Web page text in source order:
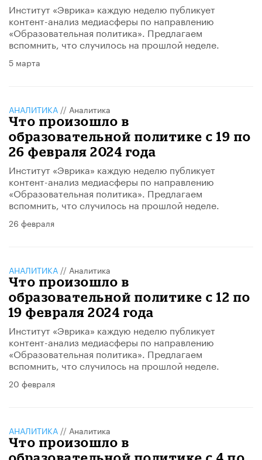
Институт «Эврика» каждую неделю публикует
контент-анализ медиасферы по направлению
«Образовательная политика». Предлагаем
вспомнить, что случилось на прошлой неделе.
5 марта
АНАЛИТИКА // Аналитика
Что произошло в
образовательной политике с 19 по
26 февраля 2024 года
Институт «Эврика» каждую неделю публикует
контент-анализ медиасферы по направлению
«Образовательная политика». Предлагаем
вспомнить, что случилось на прошлой неделе.
26 февраля
АНАЛИТИКА // Аналитика
Что произошло в
образовательной политике с 12 по
19 февраля 2024 года
Институт «Эврика» каждую неделю публикует
контент-анализ медиасферы по направлению
«Образовательная политика». Предлагаем
вспомнить, что случилось на прошлой неделе.
20 февраля
АНАЛИТИКА // Аналитика
Что произошло в